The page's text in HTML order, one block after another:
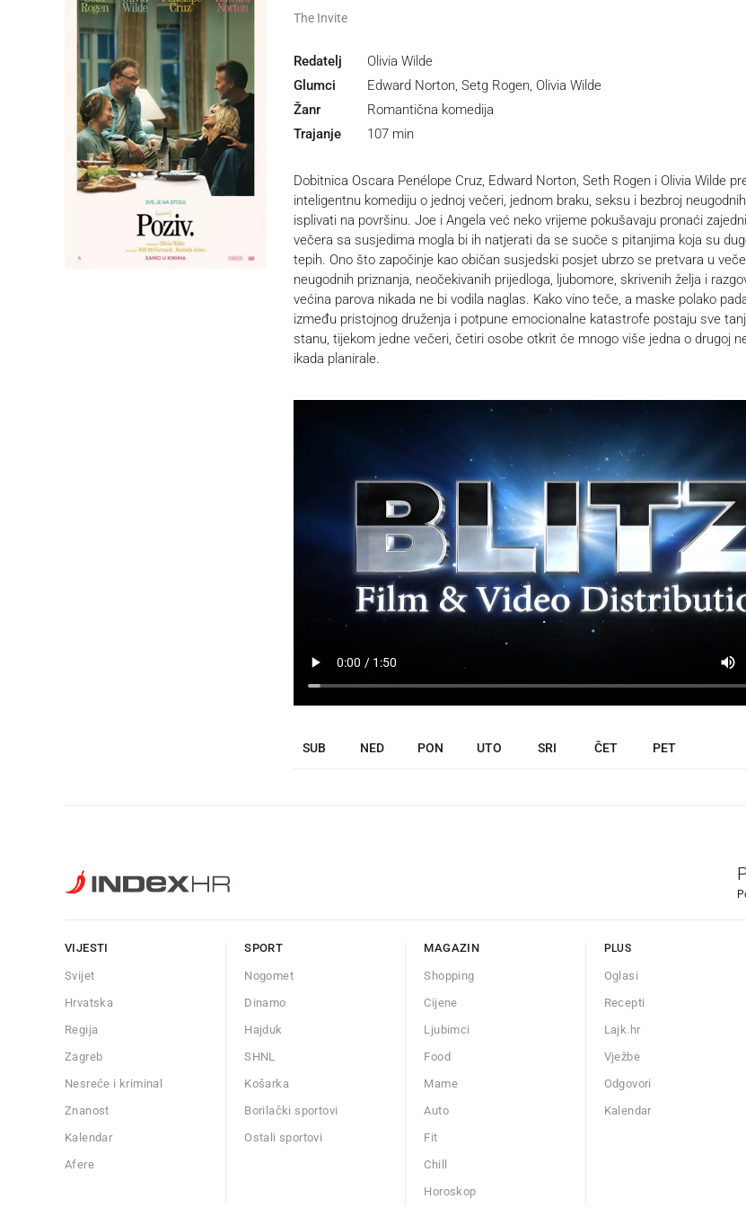
The Invite
Redatelj
Olivia Wilde
Glumci
Edward Norton, Setg Rogen, Olivia Wilde
Žanr
Romantična komedija
Trajanje
107 min
Dobitnica Oscara Penélope Cruz, Edward Norton, Seth Rogen i Olivia Wilde
inteligentnu komediju o jednoj večeri, jednom braku, seksu i bezbroj
isplivati na površinu. Joe i Angela već neko vrijeme pokušavaju pronaći
večera sa susjedima mogla bi ih natjerati da se suoče s pitanjima koja su
tepih. Ono što započinje kao običan susjedski posjet ubrzo se pretvara u
neugodnih priznanja, neočekivanih prijedloga, ljubomore, skrivenih želja i
većina parova nikada ne bi vodila naglas. Kako vino teče, a maske polako
između pristojnog druženja i potpune emocionalne katastrofe postaju sve
stanu, tijekom jedne večeri, četiri osobe otkrit će mnogo više jedna o drugoj
ikada planirale.
SUB NED PON UTO SRI ČET PET
VIJESTI
Svijet
Hrvatska
Regija
Zagreb
Nesreće i kriminal
Znanost
Kalendar
Afere
SPORT
Nogomet
Dinamo
Hajduk
SHNL
Košarka
Borilački sportovi
Ostali sportovi
MAGAZIN
Shopping
Cijene
Ljubimci
Food
Mame
Auto
Fit
Chill
Horoskop
PLUS
Oglasi
Recepti
Lajk.hr
Vježbe
Odgovori
Kalendar